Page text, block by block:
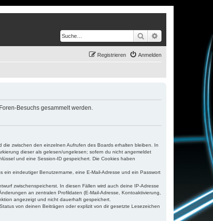
Suche
Anmelden
Registrieren
Besuchs gesammelt werden.
zwischen den einzelnen Aufrufen des Boards erhalten bleiben. In
dieser als gelesen/ungelesen; sofern du nicht angemeldet
und eine Session-ID gespeichert. Die Cookies haben
ein eindeutiger Benutzername, eine E-Mail-Adresse und ein Passwort
zwischenspeicherst. In diesen Fällen wird auch deine IP-Adresse
an zentralen Profildaten (E-Mail-Adresse, Kontoaktivierung,
angezeigt und nicht dauerhaft gespeichert.
von deinen Beiträgen oder explizit von dir gesetzte Lesezeichen